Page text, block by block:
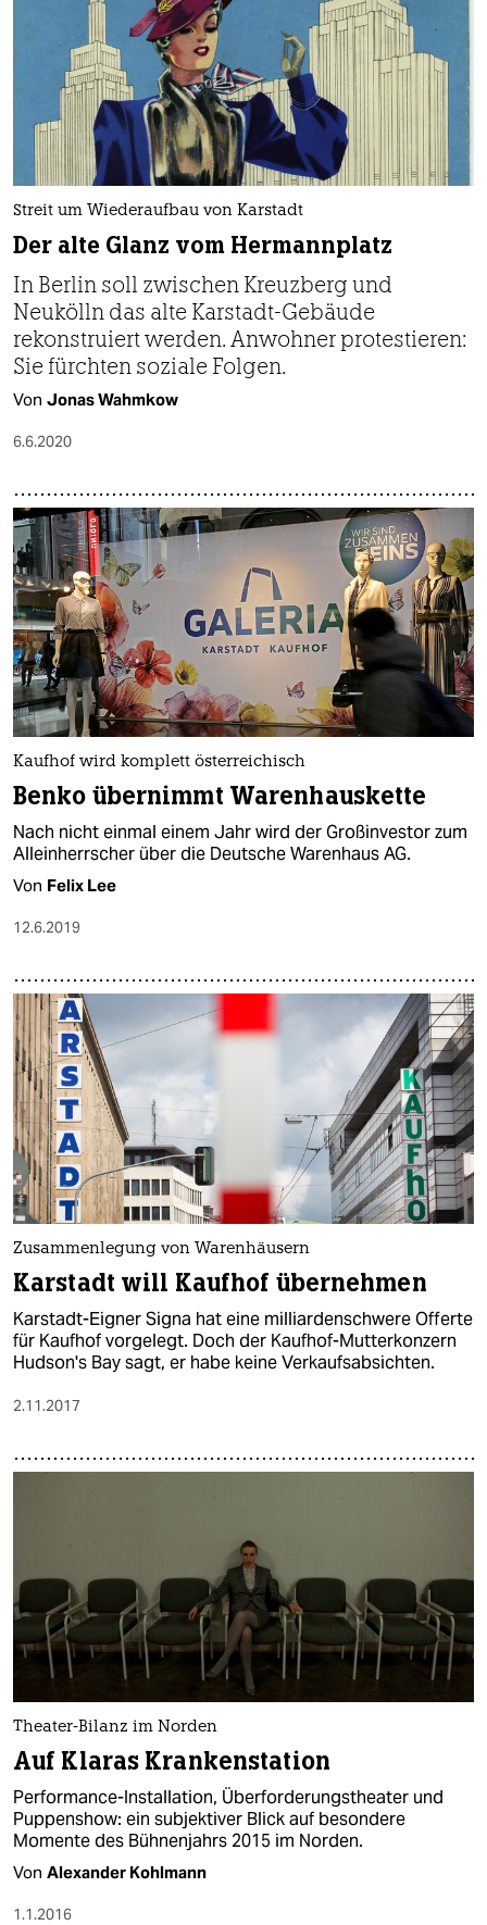
Streit um Wiederaufbau von Karstadt
Der alte Glanz vom Hermannplatz​
In Berlin soll zwischen Kreuzberg und
Neukölln das alte Karstadt-Gebäude
rekonstruiert werden. Anwohner protestieren:
Sie fürchten soziale Folgen.
Von Jonas Wahmkow
6.6.2020
Kaufhof wird komplett österreichisch
Benko übernimmt Warenhauskette
Nach nicht einmal einem Jahr wird der Großinvestor zum
Alleinherrscher über die Deutsche Warenhaus AG.
Von Felix Lee
12.6.2019
Zusammenlegung von Warenhäusern
Karstadt will Kaufhof übernehmen
Karstadt-Eigner Signa hat eine milliardenschwere Offerte
für Kaufhof vorgelegt. Doch der Kaufhof-Mutterkonzern
Hudson's Bay sagt, er habe keine Verkaufsabsichten.
2.11.2017
Theater-Bilanz im Norden
Auf Klaras Krankenstation
Performance-Installation, Überforderungstheater und
Puppenshow: ein subjektiver Blick auf besondere
Momente des Bühnenjahrs 2015 im Norden.
Von Alexander Kohlmann
1.1.2016